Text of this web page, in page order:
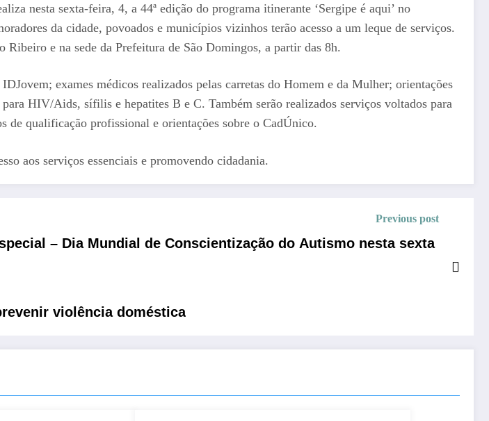
nesta sexta-feira, 4, a 44ª edição do programa itinerante ‘Sergipe é aqui’ no
da cidade, povoados e municípios vizinhos terão acesso a um leque de serviços.
e na sede da Prefeitura de São Domingos, a partir das 8h.
exames médicos realizados pelas carretas do Homem e da Mulher; orientações
HIV/Aids, sífilis e hepatites B e C. Também serão realizados serviços voltados para
de qualificação profissional e orientações sobre o CadÚnico.
aos serviços essenciais e promovendo cidadania.
Previous post
– Dia Mundial de Conscientização do Autismo nesta sexta
violência doméstica